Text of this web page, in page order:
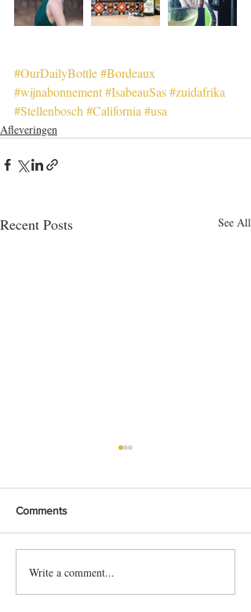
#OurDailyBottle#Bordeaux
#wijnabonnement#IsabeauSas#zuidafrika
#Stellenbosch #California #usa
Afleveringen
Recent Posts See All
BelBul - Belgische bubbels
Comments
Write a comment...